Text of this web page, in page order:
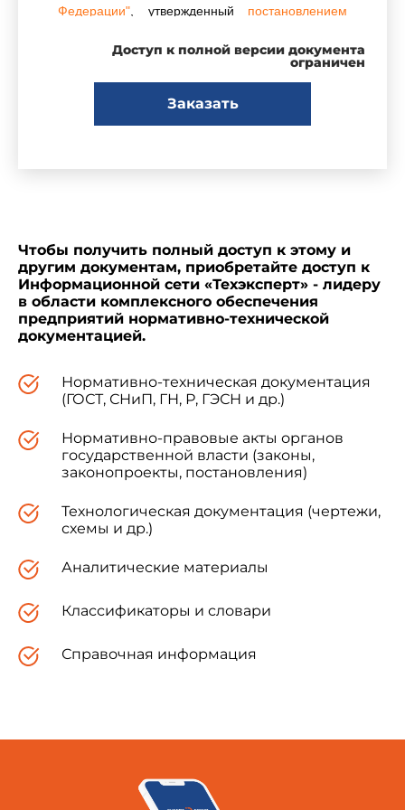
Федерации" , утвержденный постановлением
декабря 2020 года N 2467(пункт 183).
С 13 июня 2024 года настоящий документ
исключен изПеречняна основании
В соответствии спостановлением
Правительства Российской Федерации от
22.09.99 N 1078 "О внесении дополнения в
постановление Правительства Российской
Федерации от 3 июля 1997 года N 813 "О
создании и функционировании Глобальной
обеспечения безопасности"(Собрание
законодательства Российской Федерации, 1999,
приказываю:
Утвердить прилагаемыеПравила
радиосвязи морской подвижной службы и
Российской Федерации.
Первый заместитель Председателя
Доступ к полной версии документа
ограничен
Заказать
Чтобы получить полный доступ к этому и
другим документам, приобретайте доступ к
Информационной сети «Техэксперт» - лидеру
в области комплексного обеспечения
предприятий нормативно-технической
документацией.
Нормативно-техническая документация
(ГОСТ, СНиП, ГН, Р, ГЭСН и др.)
Нормативно-правовые акты органов
государственной власти (законы,
законопроекты, постановления)
Технологическая документация (чертежи,
схемы и др.)
Аналитические материалы
Классификаторы и словари
Справочная информация